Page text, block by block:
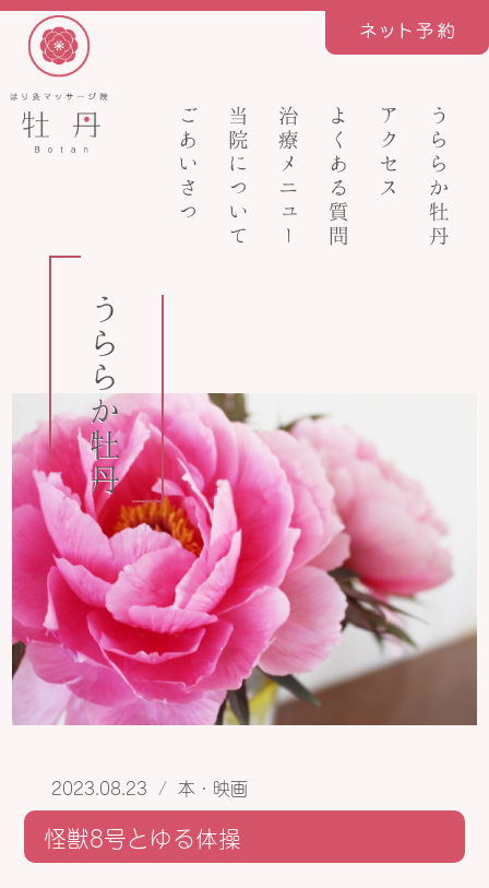
ごあいさつ 当院について 治療メニュー よくある質問 アクセス うららか牡丹
うららか牡丹
2023.08.23 / 本・映画
怪獣8号とゆる体操